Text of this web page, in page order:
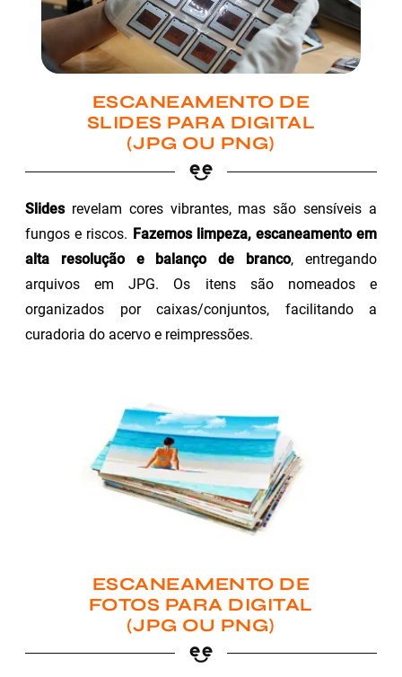
ESCANEAMENTO DE
SLIDES PARA DIGITAL
(JPG OU PNG)
Slidesrevelam cores vibrantes, mas são sensíveis a
fungos e riscos. Fazemos limpeza, escaneamento em
alta resolução e balanço de branco, entregando
arquivos em JPG. Os itens são nomeados e
organizados por caixas/conjuntos, facilitando a
curadoria do acervo e reimpressões.
ESCANEAMENTO DE
FOTOS PARA DIGITAL
(JPG OU PNG)